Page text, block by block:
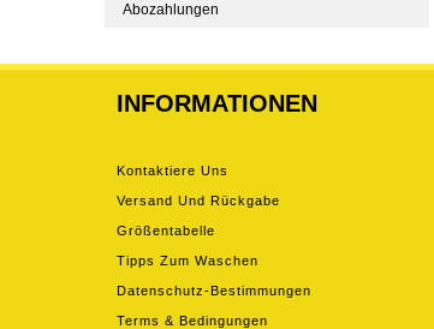
Abozahlungen
INFORMATIONEN
Kontaktiere Uns
Versand Und Rückgabe
Größentabelle
Tipps Zum Waschen
Datenschutz-Bestimmungen
Terms & Bedingungen